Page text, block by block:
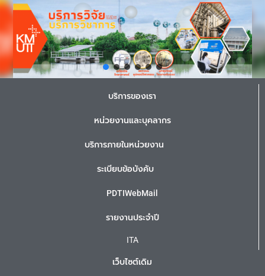
บริการของเรา
หน่วยงานและบุคลากร
บริการภายในหน่วยงาน
ระเบียบข้อบังคับ
PDTIWebMail
รายงานประจำปี
ITA
เว็บไซต์เดิม